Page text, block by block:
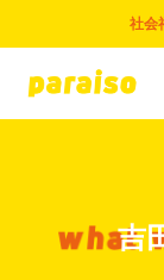
社会
吉
アクセ